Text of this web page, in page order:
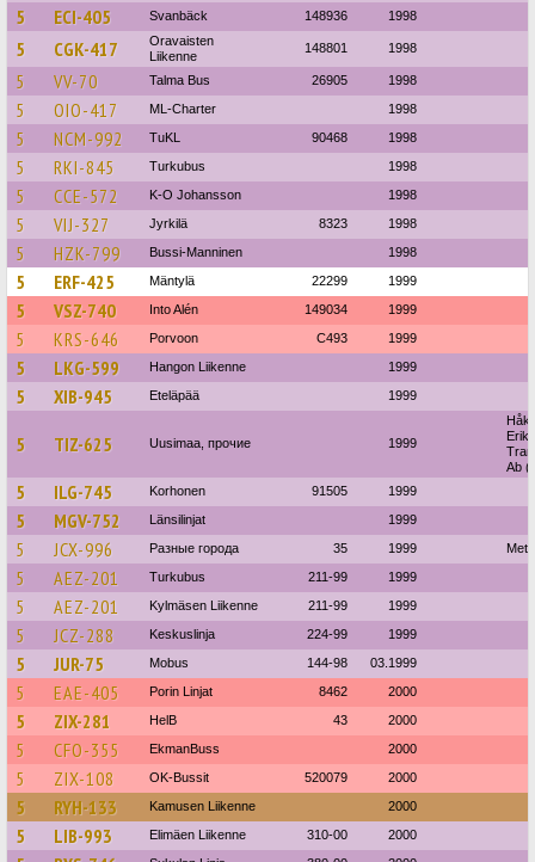
5 ECI-405 Svanbäck 148936 1998
5 CGK-417
Oravaisten
Liikenne
148801 1998
5 VV-70 Talma Bus 26905 1998
5 OIO-417 ML-Charter 1998
5 NCM-992 TuKL 90468 1998
5 RKI-845 Turkubus 1998
5 CCE-572 K-O Johansson 1998
5 VIJ-327 Jyrkilä 8323 1998
5 HZK-799 Bussi-Manninen 1998
5 ERF-425 Mäntylä 22299 1999
5 VSZ-740 Into Alén 149034 1999
5 KRS-646 Porvoon C493 1999
5 LKG-599 Hangon Liikenne 1999
5 XIB-945 Eteläpää 1999
5 TIZ-625 Uusimaa, прочие 1999
Ab
5 ILG-745 Korhonen 91505 1999
5 MGV-752 Länsilinjat 1999
5 JCX-996 Разные города 35 1999
5 AEZ-201 Turkubus 211-99 1999
5 AEZ-201 Kylmäsen Liikenne 211-99 1999
5 JCZ-288 Keskuslinja 224-99 1999
5 JUR-75 Mobus 144-98 03.1999
5 EAE-405 Porin Linjat 8462 2000
5 ZIX-281 HelB 43 2000
5 CFO-355 EkmanBuss 2000
5 ZIX-108 OK-Bussit 520079 2000
5 RYH-133 Kamusen Liikenne 2000
5 LIB-993 Elimäen Liikenne 310-00 2000